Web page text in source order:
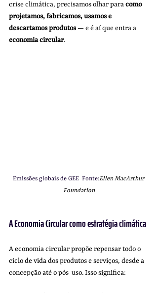
crise climática, precisamos olhar para como
projetamos, fabricamos, usamos e
descartamos produtos — e é aí que entra a
economia circular.
Emissões globais de GEE  Fonte:Ellen MacArthur
Foundation
A Economia Circular como estratégia climática
A economia circular propõe repensar todo o
ciclo de vida dos produtos e serviços, desde a
concepção até o pós-uso. Isso significa: